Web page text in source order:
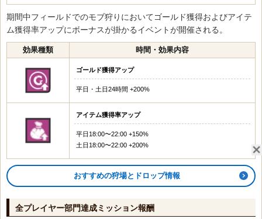
期間中フィールドでのモブ狩りにおいてゴールド獲得およびアイテ
ム獲得率アップにボーナスが掛かるイベントが開催される。
効果種類 時間・効果内容
ゴールド獲得アップ
平日・土日24時間 +200%
アイテム獲得率アップ
平日18:00〜22:00 +150%
土日18:00〜22:00 +200%
おすすめの狩場とドロップ情報
全プレイヤー部門達成ミッション報酬